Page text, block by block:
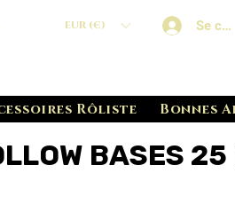
EUR (€) Se
Rôliste Bonnes
BASES